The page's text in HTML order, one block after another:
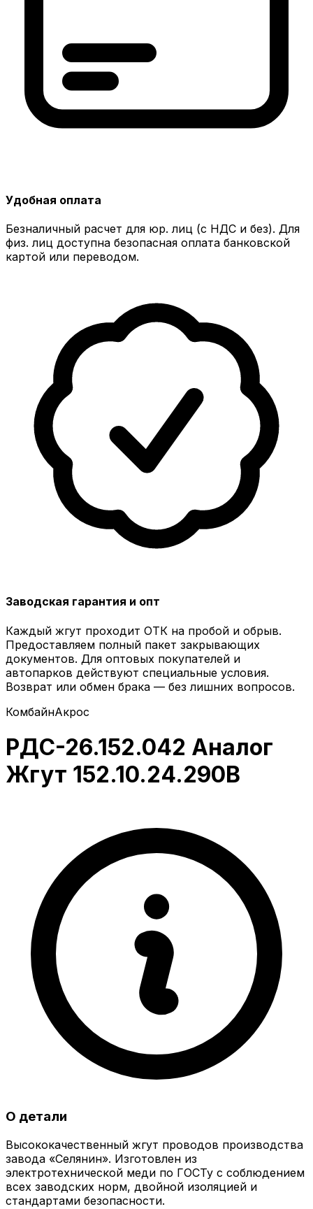
Удобная оплата
Безналичный расчет для юр. лиц (с НДС и без). Для
физ. лиц доступна безопасная оплата банковской
картой или переводом.
Заводская гарантия и опт
Каждый жгут проходит ОТК на пробой и обрыв.
Предоставляем полный пакет закрывающих
документов. Для оптовых покупателей и
автопарков действуют специальные условия.
Возврат или обмен брака — без лишних вопросов.
КомбайнАкрос
РДС-26.152.042 Аналог
Жгут 152.10.24.290В
О детали
Высококачественный жгут проводов производства
завода «Селянин». Изготовлен из
электротехнической меди по ГОСТу с соблюдением
всех заводских норм, двойной изоляцией и
стандартами безопасности.